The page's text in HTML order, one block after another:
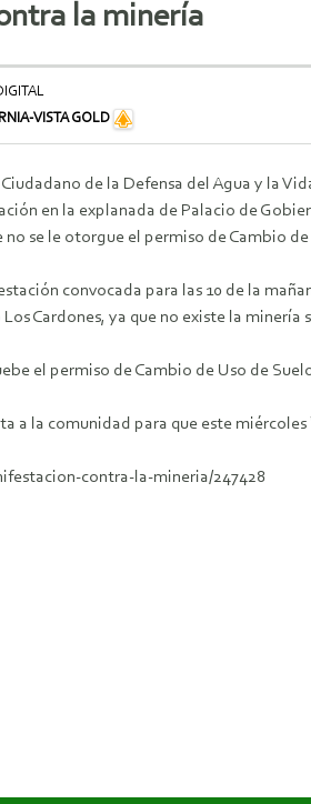
la minería
VISTA GOLD
Ciudadano de la Defensa del Agua y la
en la explanada de Palacio de
no se le otorgue el permiso de Cambio
convocada para las 10 de la
Cardones, ya que no existe la minería
el permiso de Cambio de Uso de
a la comunidad para que este
contra-la-mineria/247428